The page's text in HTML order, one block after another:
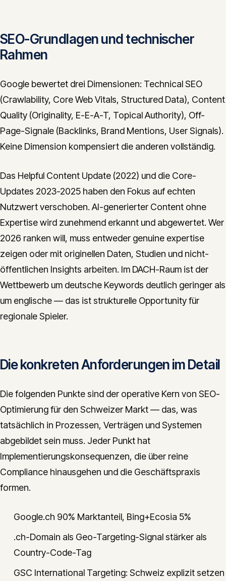
SEO-Grundlagen und technischer
Rahmen
Google bewertet drei Dimensionen: Technical SEO
(Crawlability, Core Web Vitals, Structured Data), Content
Quality (Originality, E-E-A-T, Topical Authority), Off-
Page-Signale (Backlinks, Brand Mentions, User Signals).
Keine Dimension kompensiert die anderen vollständig.
Das Helpful Content Update (2022) und die Core-
Updates 2023-2025 haben den Fokus auf echten
Nutzwert verschoben. AI-generierter Content ohne
Expertise wird zunehmend erkannt und abgewertet. Wer
2026 ranken will, muss entweder genuine expertise
zeigen oder mit originellen Daten, Studien und nicht-
öffentlichen Insights arbeiten. Im DACH-Raum ist der
Wettbewerb um deutsche Keywords deutlich geringer als
um englische — das ist strukturelle Opportunity für
regionale Spieler.
Die konkreten Anforderungen im Detail
Die folgenden Punkte sind der operative Kern von SEO-
Optimierung für den Schweizer Markt — das, was
tatsächlich in Prozessen, Verträgen und Systemen
abgebildet sein muss. Jeder Punkt hat
Implementierungskonsequenzen, die über reine
Compliance hinausgehen und die Geschäftspraxis
formen.
Google.ch 90% Marktanteil, Bing+Ecosia 5%
.ch-Domain als Geo-Targeting-Signal stärker als
Country-Code-Tag
GSC International Targeting: Schweiz explizit setzen